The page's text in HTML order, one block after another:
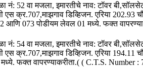
नं: 52 वा मजला, इमारतीचे नाव: टॉवर
क्र.707,माझगाव डिव्हिजन. एरिया 202.93
आणि 073 पोडीयम लेवल 01 मध्ये. फक्त
नं: 54 वा मजला, इमारतीचे नाव: टॉवर
क्र.707,माझगाव डिव्हिजन. एरिया 194.11
फक्त वापरण्याकरीता.( ( C.T.S. Number :